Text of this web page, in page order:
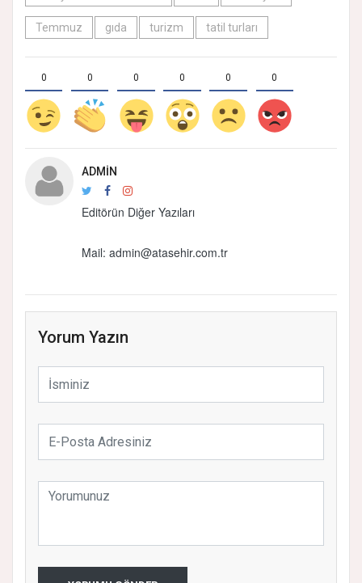
Temmuz gıda turizm tatil turları
0 0 0 0 0 0
ADMIN
Editörün Diğer Yazıları
Mail: admin@atasehir.com.tr
Yorum Yazın